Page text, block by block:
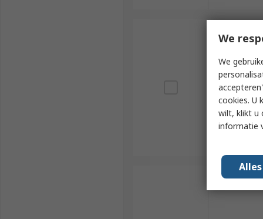
We
We
cookies. U
wilt, klikt u
informatie